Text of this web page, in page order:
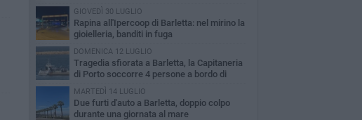
GIOVEDÌ 30 LUGLIO
Rapina all'Ipercoop di Barletta: nel mirino la
gioielleria, banditi in fuga
DOMENICA 12 LUGLIO
Tragedia sfiorata a Barletta, la Capitaneria
di Porto soccorre 4 persone a bordo di
tavole Sup
MARTEDÌ 14 LUGLIO
Due furti d'auto a Barletta, doppio colpo
durante una giornata al mare